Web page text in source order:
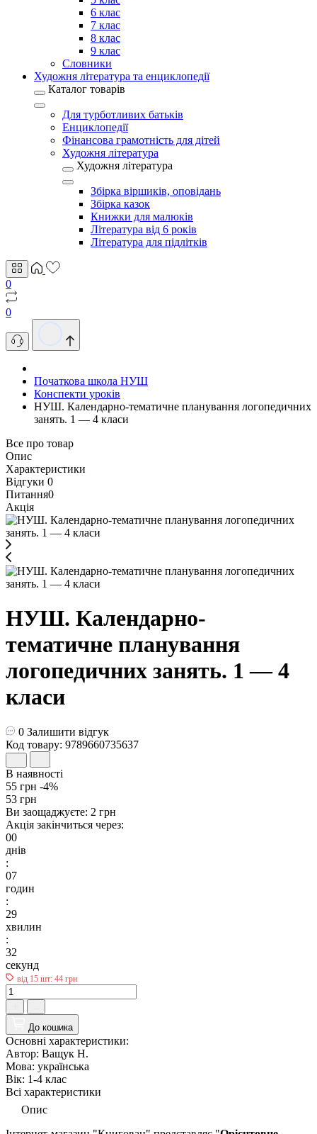
6 клас
7 клас
8 клас
9 клас
Словники
Художня література та енциклопедії
Каталог товарів
Для турботливих батьків
Енциклопедії
Фінансова грамотність для дітей
Художня література
Художня література
Збірка віршиків, оповідань
Збірка казок
Книжки для малюків
Література від 6 років
Література для підлітків
0
0
Початкова школа НУШ
Конспекти уроків
НУШ. Календарно-тематичне планування логопедичних
занять. 1 — 4 класи
Все про товар
Опис
Характеристики
Відгуки 0
Питання0
Акція
НУШ. Календарно-
тематичне планування
логопедичних занять. 1 — 4
класи
0 Залишити відгук
Код товару: 9789660735637
В наявності
55 грн -4%
53 грн
Ви заощаджуєте: 2 грн
Акція закінчиться через:
00
днів
:
07
годин
:
29
хвилин
:
31
секунд
від 15 шт: 44 грн
До кошика
Основні характеристики:
Автор: Ващук Н.
Мова: українська
Вік: 1-4 клас
Всі характеристики
Опис